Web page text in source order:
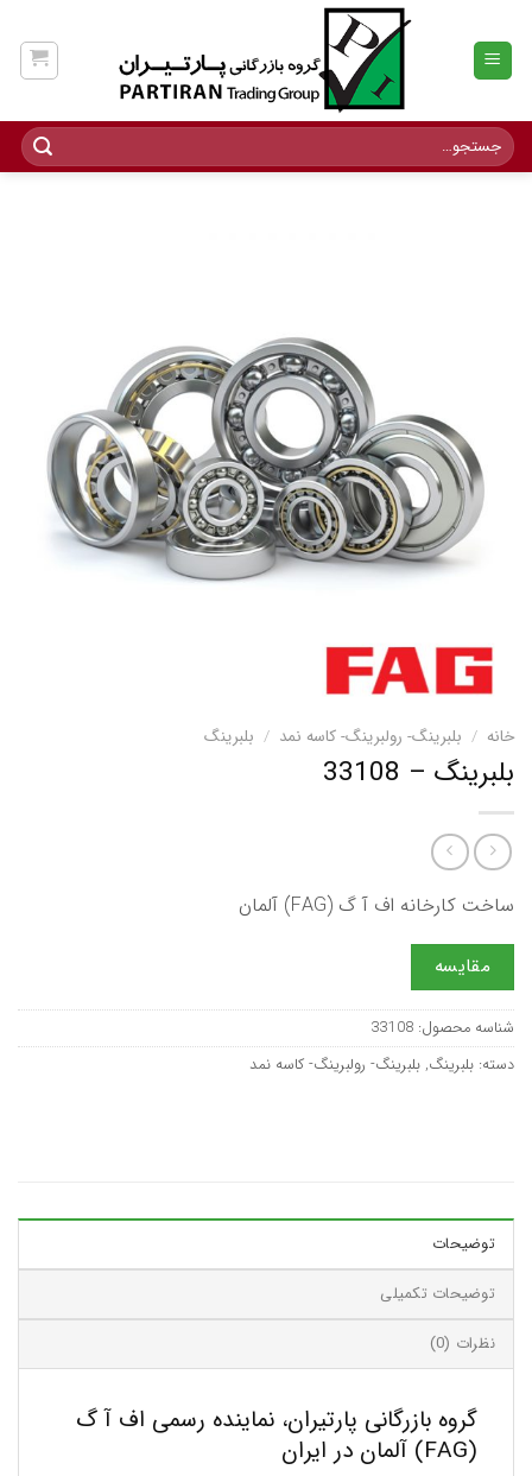
content
جستجو
برای:
خانه / بلبرینگ- رولبرینگ- کاسه نمد / بلبرینگ
بلبرینگ – 33108
ساخت کارخانه اف آ گ (FAG) آلمان
مقایسه
شناسه محصول: 33108
دسته: بلبرینگ, بلبرینگ- رولبرینگ- کاسه نمد
توضیحات
توضیحات تکمیلی
نظرات (0)
گروه بازرگانی پارتیران، نماینده رسمی اف آ گ
(FAG) آلمان در ایران